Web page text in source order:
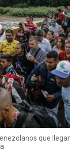
que